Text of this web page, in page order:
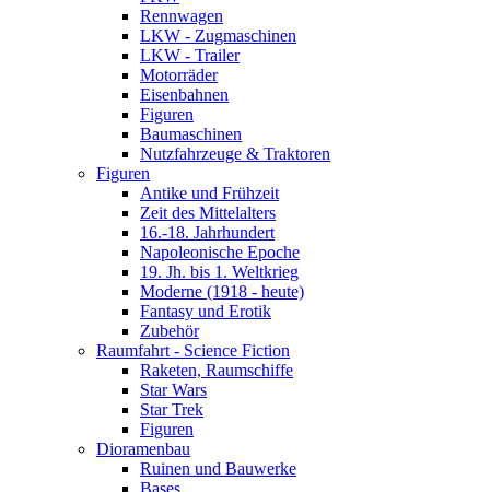
Rennwagen
LKW - Zugmaschinen
LKW - Trailer
Motorräder
Eisenbahnen
Figuren
Baumaschinen
Nutzfahrzeuge & Traktoren
Figuren
Antike und Frühzeit
Zeit des Mittelalters
16.-18. Jahrhundert
Napoleonische Epoche
19. Jh. bis 1. Weltkrieg
Moderne (1918 - heute)
Fantasy und Erotik
Zubehör
Raumfahrt - Science Fiction
Raketen, Raumschiffe
Star Wars
Star Trek
Figuren
Dioramenbau
Ruinen und Bauwerke
Bases